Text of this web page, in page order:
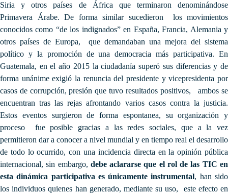
Siria y otros países de África que terminaron denominándose
Primavera Árabe. De forma similar sucedieron los movimientos
conocidos como “de los indignados” en España, Francia, Alemania y
otros países de Europa, que demandaban una mejora del sistema
político y la promoción de una democracia más participativa. En
Guatemala, en el año 2015 la ciudadanía superó sus diferencias y de
forma unánime exigió la renuncia del presidente y vicepresidenta por
casos de corrupción, presión que tuvo resultados positivos, ambos se
encuentran tras las rejas afrontando varios casos contra la justicia.
Estos eventos surgieron de forma espontanea, su organización y
proceso fue posible gracias a las redes sociales, que a la vez
permitieron dar a conocer a nivel mundial y en tiempo real el desarrollo
de todo lo ocurrido, con una incidencia directa en la opinión pública
internacional, sin embargo, debe aclararse que el rol de las TIC en
esta dinámica participativa es únicamente instrumental, han sido
los individuos quienes han generado, mediante su uso, este efecto en